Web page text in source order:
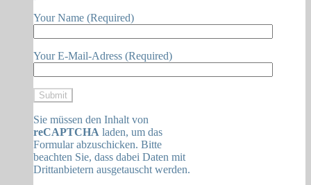
Your Name (Required)
Your E-Mail-Adress (Required)
Sie müssen den Inhalt von
reCAPTCHA laden, um das
Formular abzuschicken. Bitte
beachten Sie, dass dabei Daten mit
Drittanbietern ausgetauscht werden.